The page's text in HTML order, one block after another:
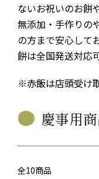
ないお祝いのお餅
無添加・手作りの
の方まで安心して
餅は全国発送対応
※赤飯は店頭受け
慶事用
全10商品